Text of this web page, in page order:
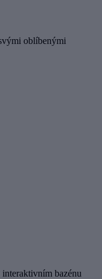
oblíbenými
bazénu